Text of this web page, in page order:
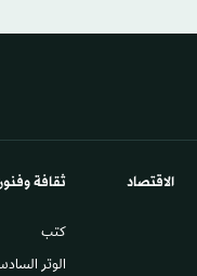
الاقتصاد ثقافة
كتب
الوتر